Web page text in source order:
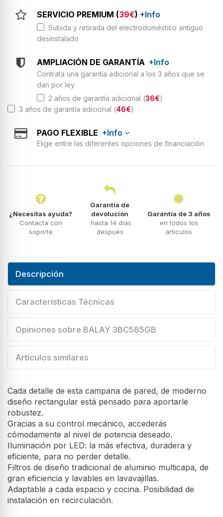
SERVICIO PREMIUM (39€) +Info
Subida y retirada del electrodoméstico antiguo
desinstalado
AMPLIACIÓN DE GARANTÍA +Info
Contrata una garantía adicional a los 3 años que se
dan por ley
2 años de garantía adicional (36€)
3 años de garantía adicional (46€)
PAGO FLEXIBLE +Info
Elige entre las diferentes opciones de financiación
¿Necesitas ayuda?
Contacta con
soporte
Garantía de
devolución
hasta 14 días
después
Garantía de 3 años
en todos los
artículos
Descripción
Características Técnicas
Opiniones sobre BALAY 3BC585GB
Artículos similares
Cada detalle de esta campana de pared, de moderno
diseño rectangular está pensado para aportarle
robustez.
Gracias a su control mecánico, accederás
cómodamente al nivel de potencia deseado.
Iluminación por LED: la más efectiva, duradera y
eficiente, para no perder detalle.
Filtros de diseño tradicional de aluminio multicapa, de
gran eficiencia y lavables en lavavajillas.
Adaptable a cada espacio y cocina. Posibilidad de
instalación en recirculación.